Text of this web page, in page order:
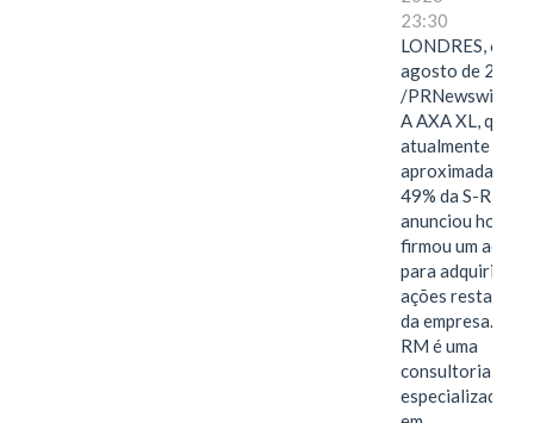
23:30
LONDRES, 6 de
agosto de 2026
/PRNewswire/ --
A AXA XL, que
atualmente
49% da S-RM,
anunciou hoje
firmou um
para adquirir as
ações restantes
da empresa. A S-
RM é uma
consultoria
especializada